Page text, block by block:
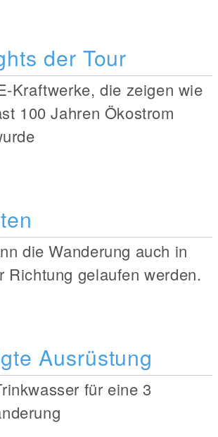
der Tour
Kraftwerke, die zeigen wie
100 Jahren Ökostrom
die Wanderung auch in
Richtung gelaufen werden.
Ausrüstung
für eine 3